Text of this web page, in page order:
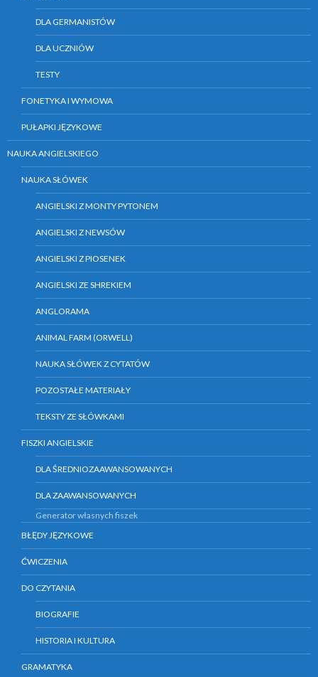
DLA GERMANISTÓW
DLA UCZNIÓW
TESTY
FONETYKA I WYMOWA
PUŁAPKI JĘZYKOWE
NAUKA ANGIELSKIEGO
NAUKA SŁÓWEK
ANGIELSKI Z MONTY PYTONEM
ANGIELSKI Z NEWSÓW
ANGIELSKI Z PIOSENEK
ANGIELSKI ZE SHREKIEM
ANGLORAMA
ANIMAL FARM (ORWELL)
NAUKA SŁÓWEK Z CYTATÓW
POZOSTAŁE MATERIAŁY
TEKSTY ZE SŁÓWKAMI
FISZKI ANGIELSKIE
DLA ŚREDNIOZAAWANSOWANYCH
DLA ZAAWANSOWANYCH
Generator własnych fiszek
BŁĘDY JĘZYKOWE
ĆWICZENIA
DO CZYTANIA
BIOGRAFIE
HISTORIA I KULTURA
GRAMATYKA